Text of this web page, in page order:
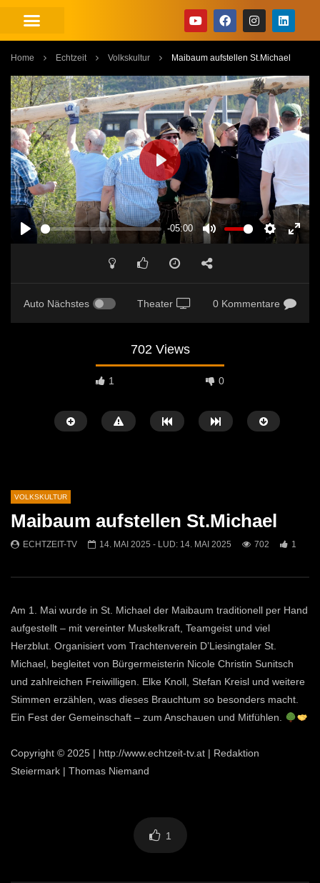
Home Echtzeit Volkskultur Maibaum aufstellen St.Michael
PLAY
-05:00
MUTE SETTINGS
PLAY
Auto Nächstes Theater 0 Kommentare
702 Views
1 0
kehrt auf die Jöchlingerwiese zurück
760
ECHTZEIT-TV
16.
VOLKSKULTUR
Maibaum aufstellen St.Michael
ECHTZEIT-TV 14. MAI 2025 - LUD: 14. MAI 2025 702 1
Am 1. Mai wurde in St. Michael der Maibaum traditionell per Hand
aufgestellt – mit vereinter Muskelkraft, Teamgeist und viel
Herzblut. Organisiert vom Trachtenverein D’Liesingtaler St.
Michael, begleitet von Bürgermeisterin Nicole Christin Sunitsch
und zahlreichen Freiwilligen. Elke Knoll, Stefan Kreisl und weitere
Stimmen erzählen, was dieses Brauchtum so besonders macht.
Ein Fest der Gemeinschaft – zum Anschauen und Mitfühlen.
Copyright © 2025 | http://www.echtzeit-tv.at | Redaktion
Steiermark | Thomas Niemand
1